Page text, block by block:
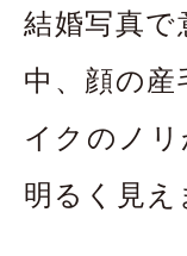
結婚写真
中、顔の
イクのノ
明るく見え